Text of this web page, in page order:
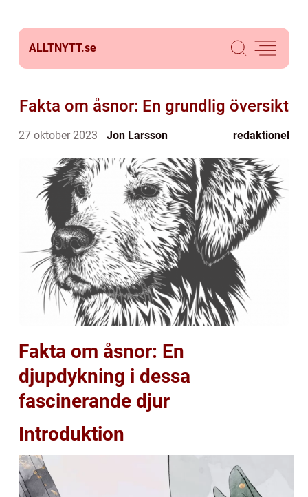
ALLTNYTT.se
Fakta om åsnor: En grundlig översikt
27 oktober 2023 Jon Larsson redaktionel
Fakta om åsnor: En
djupdykning i dessa
fascinerande djur
Introduktion